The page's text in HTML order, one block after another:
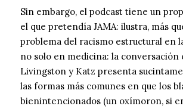
Sin embargo, el podcast tiene un
el que pretendía JAMA: ilustra, más
problema del racismo estructural en
no solo en medicina: la conversación
Livingston y Katz presenta
las formas más comunes en que los
bienintencionados (un oxímoron, si